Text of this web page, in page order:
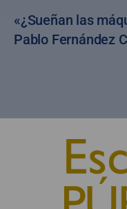
«¿Sueñan las
Pablo Fernández